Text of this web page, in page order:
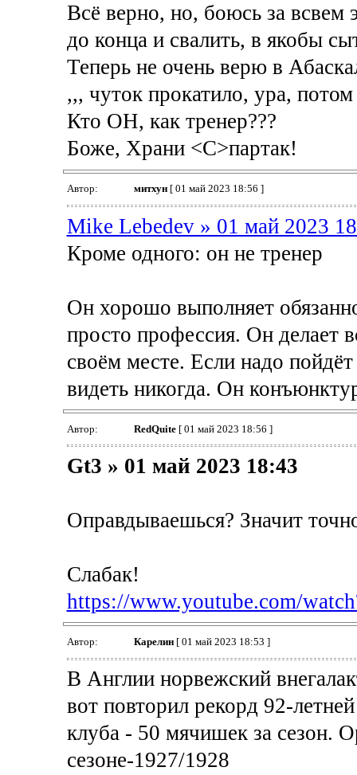
Всё верно, но, боюсь за всвем
до конца и свалить, в якобы
Теперь не очень верю в
,,, чуток прокатило, ура,
Кто ОН, как тренер???
Боже, Храни <C>партак!
Автор: митхун[ 01 май 2023 18:56 ]
Mike Lebedev » 01 май 2023
Кроме одного: он не тренер
Он хорошо выполняет
просто профессия. Он делает
своём месте. Если надо
видеть никогда. Он
Автор: RedQuite[ 01 май 2023 18:56 ]
Gt3 » 01 май 2023 18:43
Оправдываешься? Значит
Слабак!
https://www.youtube.com/
Автор: Карелин[ 01 май 2023 18:53 ]
В Англии норвежский
вот повторил рекорд 92-
клуба - 50 мячишек за сезон.
сезоне-1927/1928